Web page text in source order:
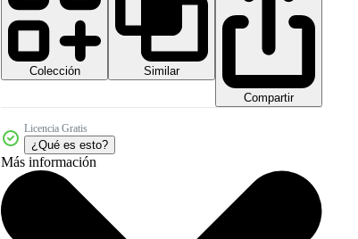
Colección
Similar
Compartir
Licencia Gratis
¿Qué es esto?
Más información